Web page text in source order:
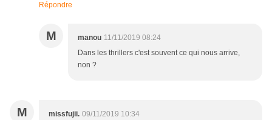
Répondre
M manou 11/11/2019 08:24
Dans les thrillers c'est souvent ce qui nous arrive,
non ?
M missfujii. 09/11/2019 10:34